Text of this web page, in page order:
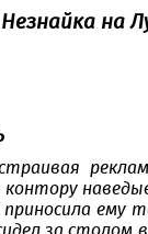
на
ему